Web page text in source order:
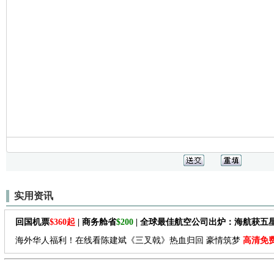
实用资讯
回国机票$360起 | 商务舱省$200 | 全球最佳航空公司出炉：海航获五
海外华人福利！在线看陈建斌《三叉戟》热血归回 豪情筑梦 高清免